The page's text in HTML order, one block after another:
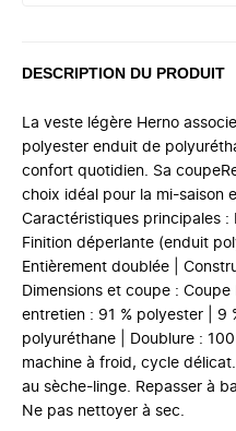
DESCRIPTION DU PRODUIT
La veste légère Herno
polyester enduit de
confort quotidien. Sa
choix idéal pour la mi-saison
Caractéristiques principales :
Finition déperlante (enduit
Entièrement doublée |
Dimensions et coupe :
entretien : 91 % polyester | 9
polyuréthane | Doublure :
machine à froid, cycle
au sèche-linge. Repasser à
Ne pas nettoyer à sec.